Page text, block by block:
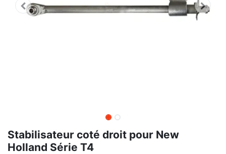
Stabilisateur coté droit pour New
Holland Série T4